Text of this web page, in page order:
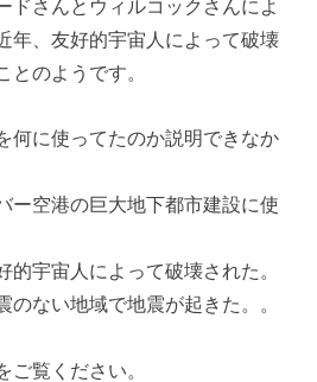
ドさんとウィルコックさんによ
年、友好的宇宙人によって破壊
とのようです。
何に使ってたのか説明できなか
ー空港の巨大地下都市建設に使
的宇宙人によって破壊された。
のない地域で地震が起きた。。
ご覧ください。